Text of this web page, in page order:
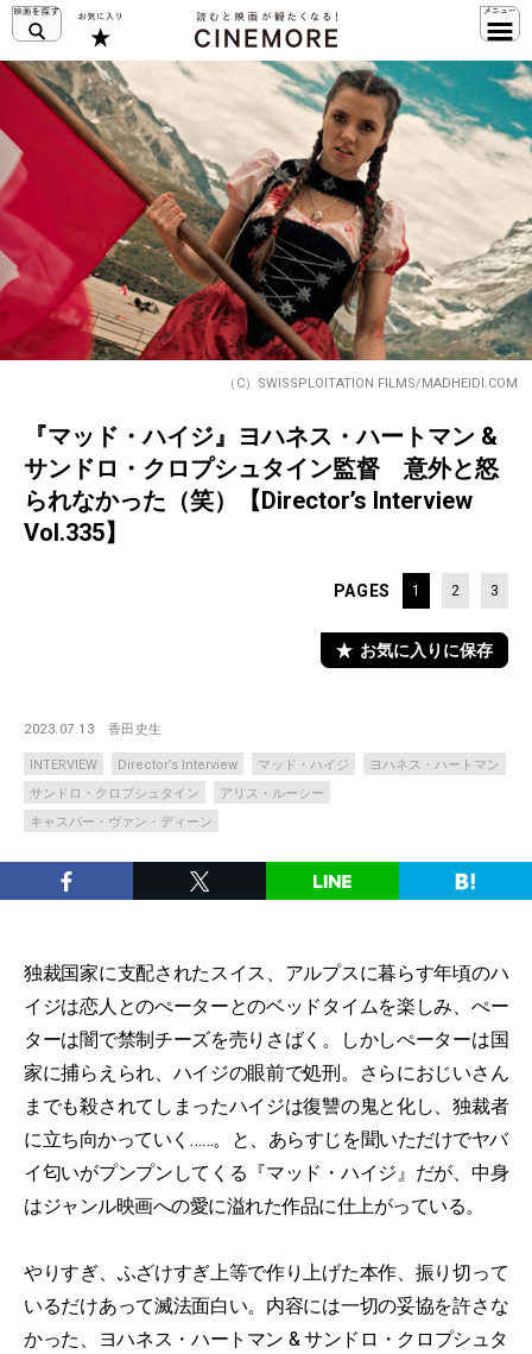
（C）SWISSPLOITATION FILMS/MADHEIDI.COM
『マッド・ハイジ』ヨハネス・ハートマン &
サンドロ・クロプシュタイン監督 意外と怒
られなかった（笑）【Director’s Interview
Vol.335】
PAGES 1 2 3
お気に入りに保存
2023.07.13 香田史生
INTERVIEW Director’s Interview マッド・ハイジ
ヨハネス・ハートマン
サンドロ・クロプシュタイン
アリス・ルーシー
キャスパー・ヴァン・ディーン
独裁国家に支配されたスイス、アルプスに暮らす年頃のハ
イジは恋人とのぺーターとのベッドタイムを楽しみ、ぺー
ターは闇で禁制チーズを売りさばく。しかしぺーターは国
家に捕らえられ、ハイジの眼前で処刑。さらにおじいさん
までも殺されてしまったハイジは復讐の鬼と化し、独裁者
に立ち向かっていく……。と、あらすじを聞いただけでヤバ
イ匂いがプンプンしてくる『マッド・ハイジ』だが、中身
はジャンル映画への愛に溢れた作品に仕上がっている。
やりすぎ、ふざけすぎ上等で作り上げた本作、振り切って
いるだけあって滅法面白い。内容には一切の妥協を許さな
かった、ヨハネス・ハートマン & サンドロ・クロプシュタ